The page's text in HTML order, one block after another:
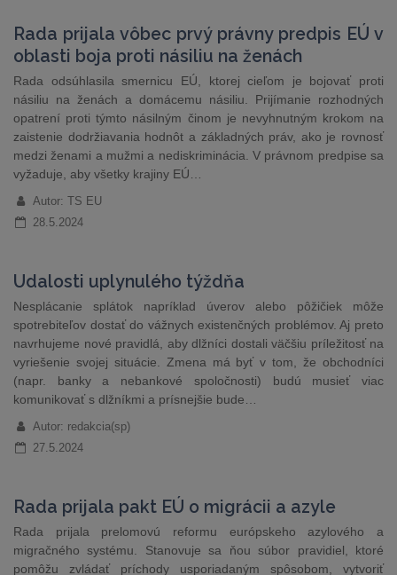
Rada prijala vôbec prvý právny predpis EÚ v
oblasti boja proti násiliu na ženách
Rada odsúhlasila smernicu EÚ, ktorej cieľom je bojovať proti
násiliu na ženách a domácemu násiliu. Prijímanie rozhodných
opatrení proti týmto násilným činom je nevyhnutným krokom na
zaistenie dodržiavania hodnôt a základných práv, ako je rovnosť
medzi ženami a mužmi a nediskriminácia. V právnom predpise sa
vyžaduje, aby všetky krajiny EÚ…
Autor: TS EU
28.5.2024
Udalosti uplynulého týždňa
Nesplácanie splátok napríklad úverov alebo pôžičiek môže
spotrebiteľov dostať do vážnych existenčných problémov. Aj preto
navrhujeme nové pravidlá, aby dlžníci dostali väčšiu príležitosť na
vyriešenie svojej situácie. Zmena má byť v tom, že obchodníci
(napr. banky a nebankové spoločnosti) budú musieť viac
komunikovať s dlžníkmi a prísnejšie bude…
Autor: redakcia(sp)
27.5.2024
Rada prijala pakt EÚ o migrácii a azyle
Rada prijala prelomovú reformu európskeho azylového a
migračného systému. Stanovuje sa ňou súbor pravidiel, ktoré
pomôžu zvládať príchody usporiadaným spôsobom, vytvoriť